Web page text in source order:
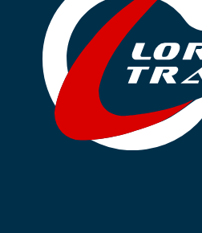
Грипсы		цветные
Седло		детское на
пружинах
Педали		Пластиковые
Подседельный штырь
сталь
Вес		9.7 кг